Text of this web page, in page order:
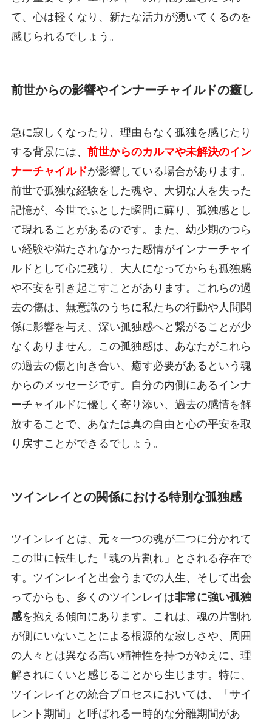
て、心は軽くなり、新たな活力が湧いてくるのを
感じられるでしょう。
前世からの影響やインナーチャイルドの癒し
急に寂しくなったり、理由もなく孤独を感じたり
する背景には、 前世からのカルマや未解決のイン
ナーチャイルドが影響している場合があります。
前世で孤独な経験をした魂や、大切な人を失った
記憶が、今世でふとした瞬間に蘇り、孤独感とし
て現れることがあるのです。また、幼少期のつら
い経験や満たされなかった感情がインナーチャイ
ルドとして心に残り、大人になってからも孤独感
や不安を引き起こすことがあります。これらの過
去の傷は、無意識のうちに私たちの行動や人間関
係に影響を与え、深い孤独感へと繋がることが少
なくありません。この孤独感は、あなたがこれら
の過去の傷と向き合い、癒す必要があるという魂
からのメッセージです。自分の内側にあるインナ
ーチャイルドに優しく寄り添い、過去の感情を解
放することで、あなたは真の自由と心の平安を取
り戻すことができるでしょう。
ツインレイとの関係における特別な孤独感
ツインレイとは、元々一つの魂が二つに分かれて
この世に転生した「魂の片割れ」とされる存在で
す。ツインレイと出会うまでの人生、そして出会
ってからも、多くのツインレイは非常に強い孤独
感を抱える傾向にあります。これは、魂の片割れ
が側にいないことによる根源的な寂しさや、周囲
の人々とは異なる高い精神性を持つがゆえに、理
解されにくいと感じることから生じます。特に、
ツインレイとの統合プロセスにおいては、「サイ
レント期間」と呼ばれる一時的な分離期間があ